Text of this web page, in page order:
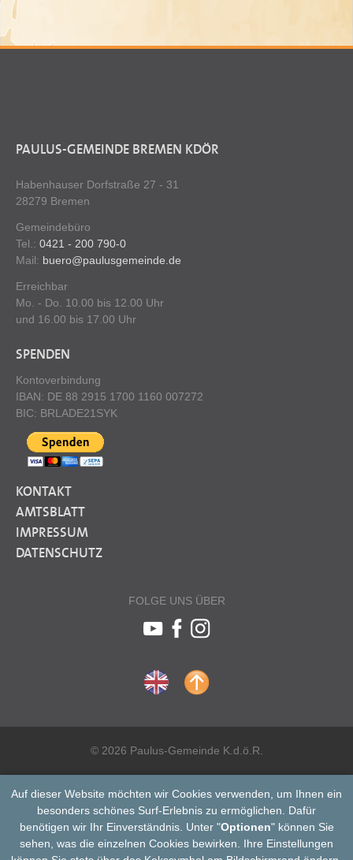
PAULUS-GEMEINDE BREMEN KDÖR
Habenhauser Dorfstraße 27 - 31
28279 Bremen
Gemeindebüro
Tel.: 0421 - 200 790-0
Mail: buero@paulusgemeinde.de
Erreichbar
Mo. - Do. 10.00 bis 12.00 Uhr
und 16.00 bis 17.00 Uhr
SPENDEN
Kontoverbindung
IBAN: DE 88 2915 1700 1160 007272
BIC: BRLADE21SYK
KONTAKT
AMTSBLATT
IMPRESSUM
DATENSCHUTZ
FOLGE UNS ÜBER
© 2026 Paulus-Gemeinde K.d.ö.R.
Auf dieser Website möchten wir Cookies verwenden, um Ihnen ein
besonders schönes Surf-Erlebnis zu ermöglichen. Dafür
benötigen wir Ihr Einverständnis. Unter "Optionen" können Sie
sehen, was die einzelnen Cookies bewirken. Ihre Einstellungen